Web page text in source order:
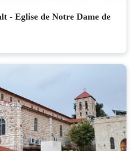
- Eglise de Notre Dame de